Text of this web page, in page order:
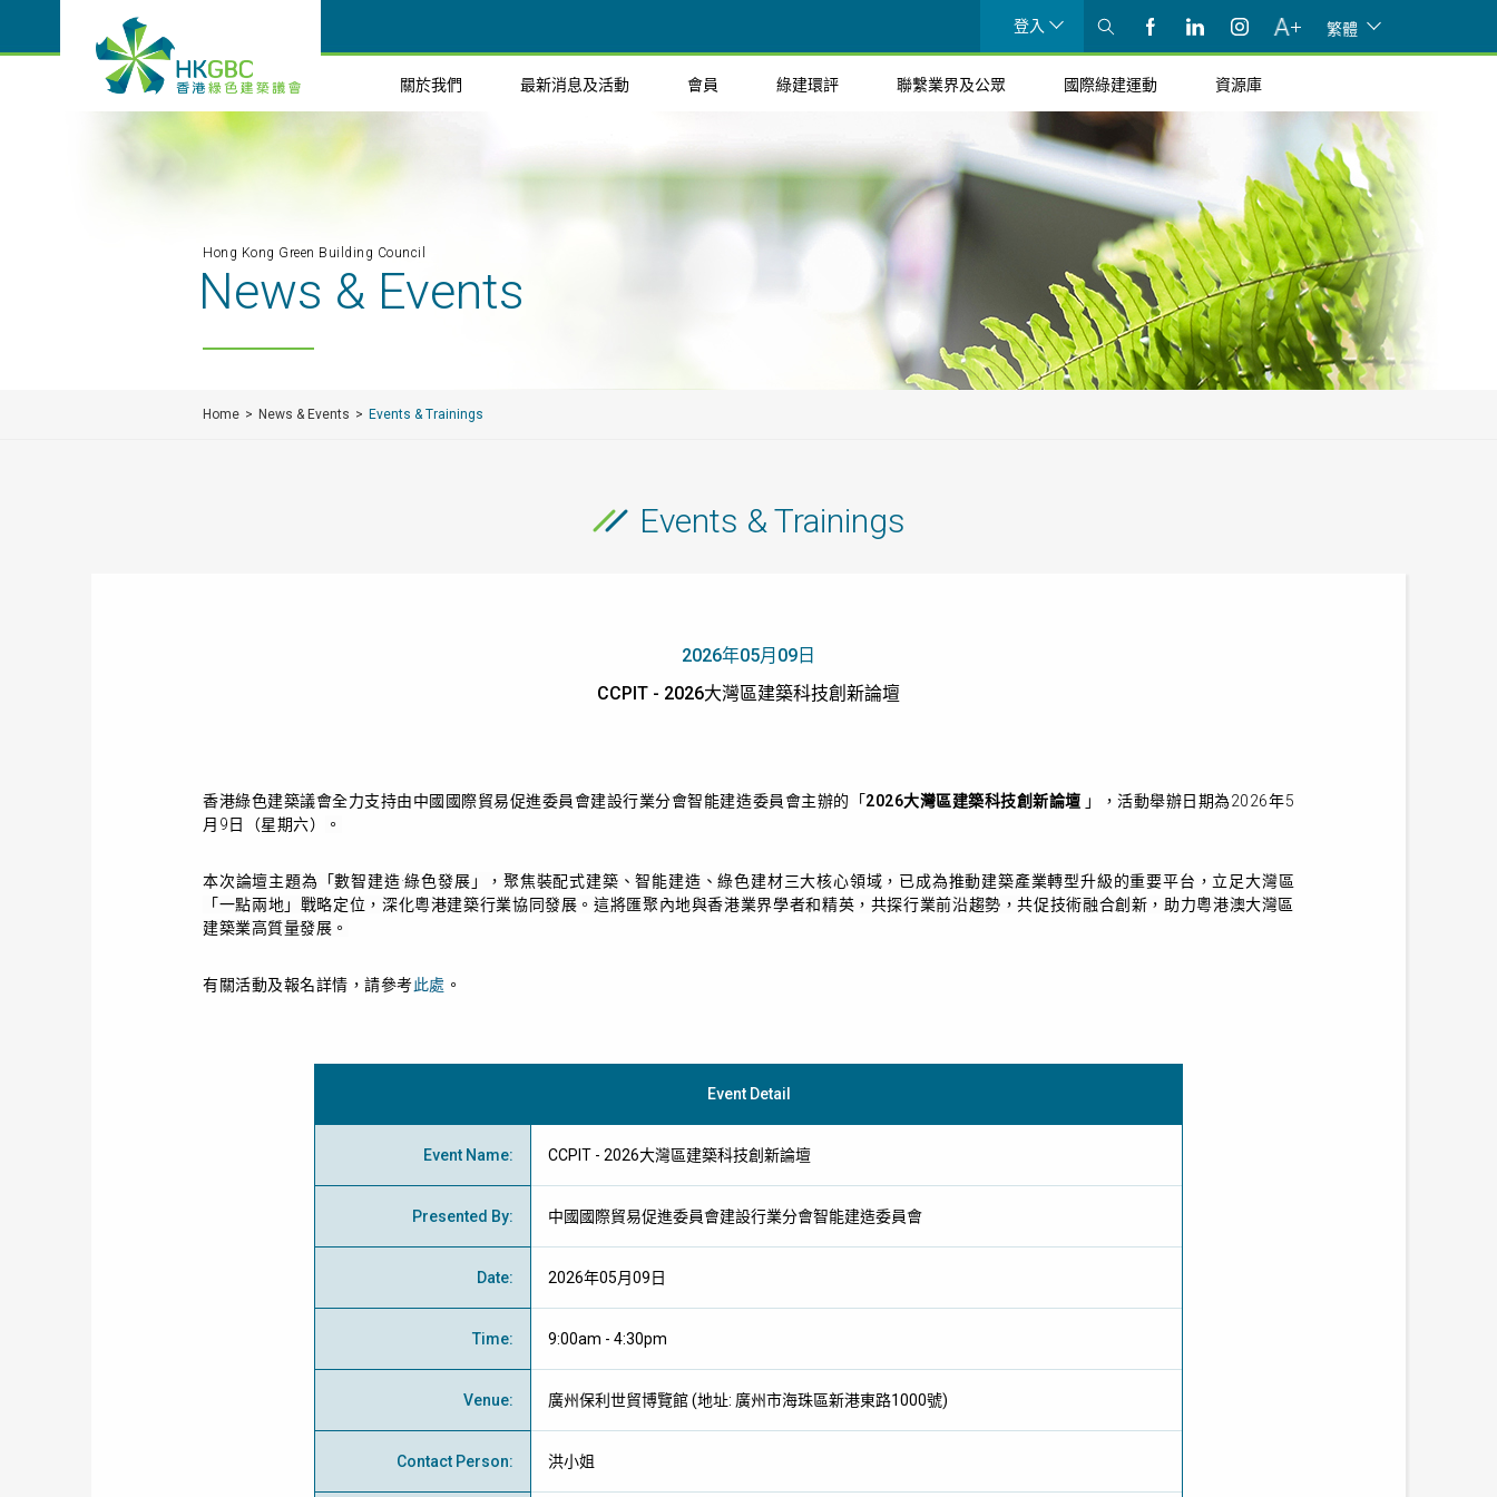
登入 繁體
關於我們 最新消息及活動 會員 綠建環評 聯繫業界及公眾 國際綠建運動 資源庫
Hong Kong Green Building Council
News & Events
Home News & Events Events & Trainings
Events & Trainings
2026年05月09日
CCPIT - 2026大灣區建築科技創新論壇
香港綠色建築議會全力支持由中國國際貿易促進委員會建設行業分會智能建造委員會主辦的 「 2026大灣區建築科技創新論壇 」，活動舉辦日期為2026年5
月9日（星期六） 。
本次論壇主題為「數智建造·綠色發展」，聚焦裝配式建築、智能建造、綠色建材三大核心領域，已成為推動建築產業轉型升級的重要平台，立足大灣區
「一點兩地」戰略定位，深化粵港建築行業協同發展。這將匯聚內地與香港業界學者和精英，共探行業前沿趨勢，共促技術融合創新，助力粵港澳大灣區
建築業高質量發展。
有關活動及報名詳情，請參考此處 。
Event Detail
Event Name: CCPIT - 2026大灣區建築科技創新論壇
Presented By: 中國國際貿易促進委員會建設行業分會智能建造委員會
Date: 2026年05月09日
Time: 9:00am - 4:30pm
Venue: 廣州保利世貿博覽館 (地址: 廣州市海珠區新港東路1000號)
Contact Person: 洪小姐